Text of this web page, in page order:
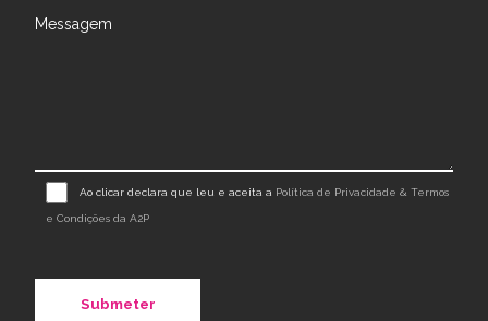
Messagem
Ao clicar declara que leu e aceita a Política de Privacidade & Termos
e Condições da A2P